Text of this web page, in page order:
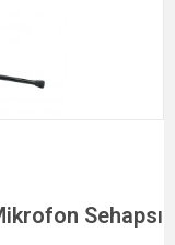
Sehapsı